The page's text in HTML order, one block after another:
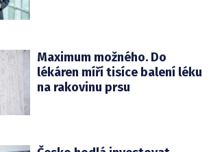
Maximum možného. Do
lékáren míří tisíce balení léku
na rakovinu prsu